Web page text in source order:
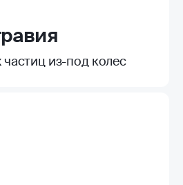
из-под колес